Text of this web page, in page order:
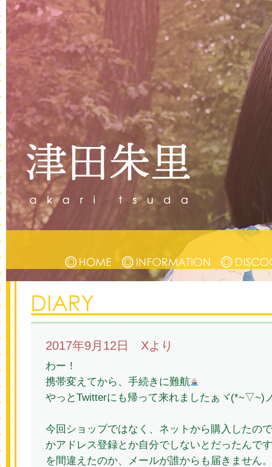
2017年9月12日 Xより
わー！
携帯変えてから、手続きに難航
やっとTwitterにも帰って来れましたぁヾ(*~▽~)
今回ショップではなく、ネットから購入したの
かアドレス登録とか自分でしないとだったんで
を間違えたのか、メールが誰からも届きません